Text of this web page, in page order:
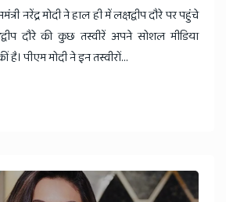
नरेंद्र मोदी ने हाल ही में लक्षद्वीप दौरे पर पहुंचे
दौरे की कुछ तस्वीरें अपने सोशल मीडिया
पीएम मोदी ने इन तस्वीरों...